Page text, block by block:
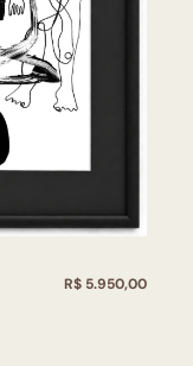
R$ 5.950,00